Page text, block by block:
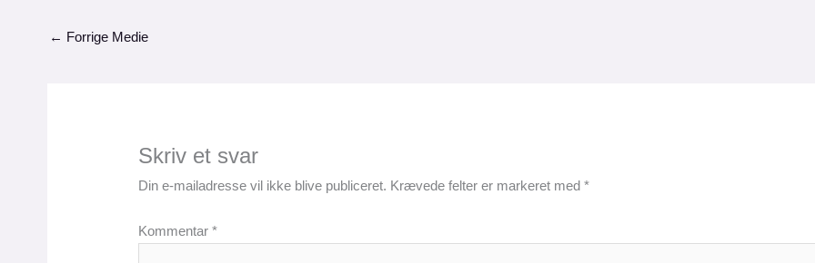
← Forrige Medie
Skriv et svar
Din e-mailadresse vil ikke blive publiceret. Krævede felter er markeret med*
Kommentar*